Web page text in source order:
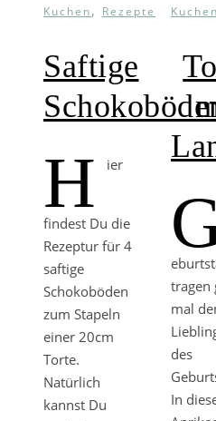
Kuchen, Rezepte
Saftige
H ier
findest Du die
Rezeptur für 4
saftige
Schokoböden
zum Stapeln
einer 20cm
Torte.
Natürlich
kannst Du
Kuchen
tragen
mal
des
In